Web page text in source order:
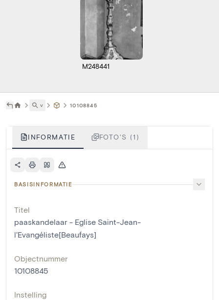
M248441
˅ 10108845
INFORMATIE FOTO'S (1)
BASISINFORMATIE
Titel
paaskandelaar - Eglise Saint-Jean-
l'Evangéliste[Beaufays]
Objectnummer
10108845
Instelling